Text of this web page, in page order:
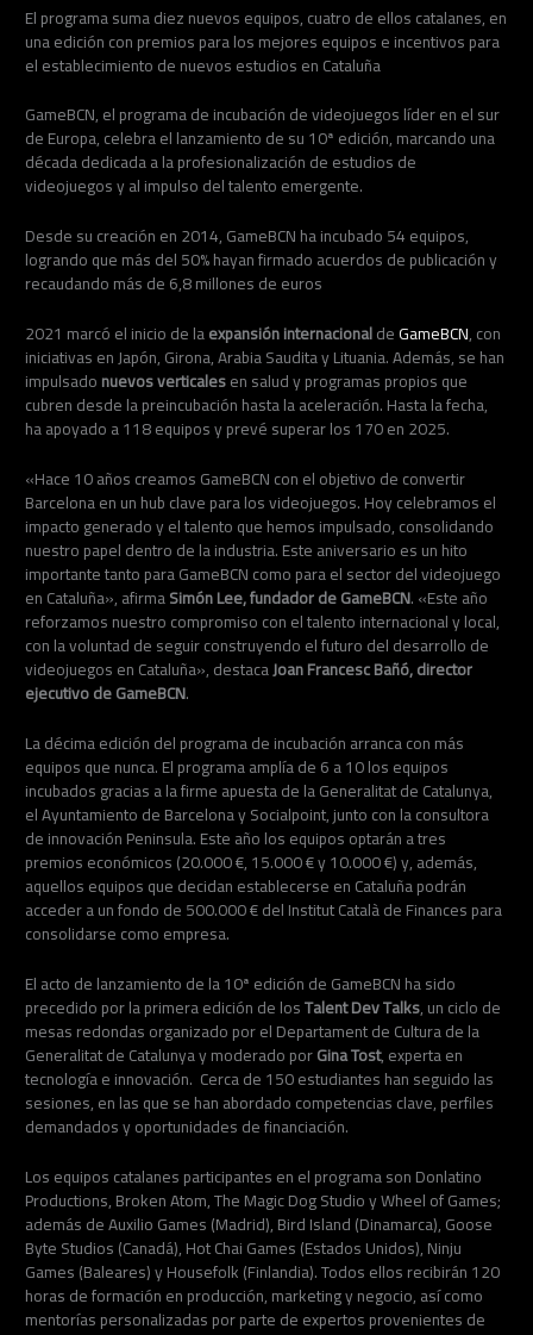
El programa suma diez nuevos equipos, cuatro de ellos catalanes, en
una edición con premios para los mejores equipos e incentivos para
el establecimiento de nuevos estudios en Cataluña
GameBCN, el programa de incubación de videojuegos líder en el sur
de Europa, celebra el lanzamiento de su 10ª edición, marcando una
década dedicada a la profesionalización de estudios de
videojuegos y al impulso del talento emergente.
Desde su creación en 2014, GameBCN ha incubado 54 equipos,
logrando que más del 50% hayan firmado acuerdos de publicación y
recaudando más de 6,8 millones de euros
2021 marcó el inicio de laexpansión internacionaldeGameBCN, con
iniciativas en Japón, Girona, Arabia Saudita y Lituania. Además, se han
impulsadonuevos verticalesen salud y programas propios que
cubren desde la preincubación hasta la aceleración. Hasta la fecha,
ha apoyado a 118 equipos y prevé superar los 170 en 2025.
«Hace 10 años creamos GameBCN con el objetivo de convertir
Barcelona en un hub clave para los videojuegos. Hoy celebramos el
impacto generado y el talento que hemos impulsado, consolidando
nuestro papel dentro de la industria. Este aniversario es un hito
importante tanto para GameBCN como para el sector del videojuego
en Cataluña», afirmaSimón Lee, fundador de GameBCN. «Este año
reforzamos nuestro compromiso con el talento internacional y local,
con la voluntad de seguir construyendo el futuro del desarrollo de
videojuegos en Cataluña», destacaJoan Francesc Bañó, director
ejecutivo de GameBCN.
La décima edición del programa de incubación arranca con más
equipos que nunca. El programa amplía de 6 a 10 los equipos
incubados gracias a la firme apuesta de la Generalitat de Catalunya,
el Ayuntamiento de Barcelona y Socialpoint, junto con la consultora
de innovación Peninsula. Este año los equipos optarán a tres
premios económicos (20.000 €, 15.000 € y 10.000 €) y, además,
aquellos equipos que decidan establecerse en Cataluña podrán
acceder a un fondo de 500.000 € del Institut Català de Finances para
consolidarse como empresa.
El acto de lanzamiento de la 10ª edición de GameBCN ha sido
precedido por la primera edición de losTalent Dev Talks, un ciclo de
mesas redondas organizado por el Departament de Cultura de la
Generalitat de Catalunya y moderado porGina Tost, experta en
tecnología e innovación. Cerca de 150 estudiantes han seguido las
sesiones, en las que se han abordado competencias clave, perfiles
demandados y oportunidades de financiación.
Los equipos catalanes participantes en el programa son Donlatino
Productions, Broken Atom, The Magic Dog Studio y Wheel of Games;
además de Auxilio Games (Madrid), Bird Island (Dinamarca), Goose
Byte Studios (Canadá), Hot Chai Games (Estados Unidos), Ninju
Games (Baleares) y Housefolk (Finlandia). Todos ellos recibirán 120
horas de formación en producción, marketing y negocio, así como
mentorías personalizadas por parte de expertos provenientes de